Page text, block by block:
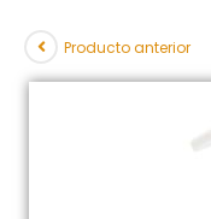
Producto anterior